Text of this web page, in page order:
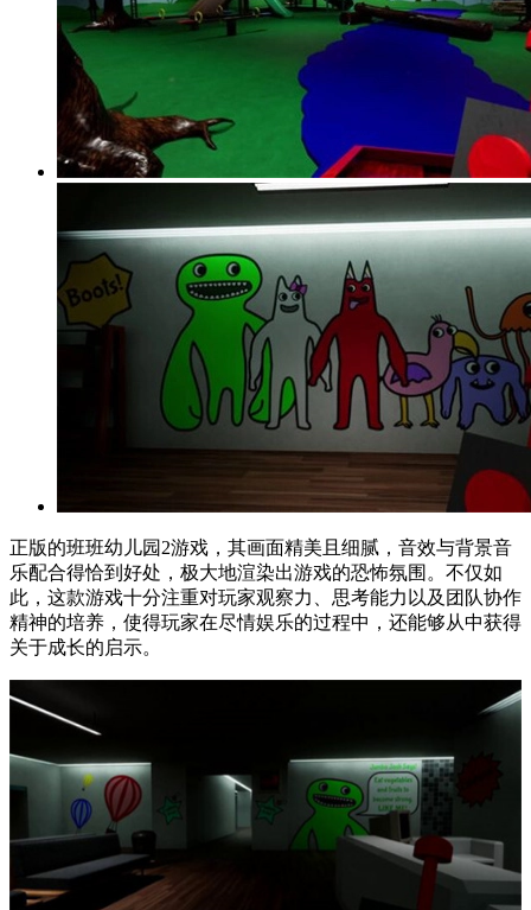
正版的班班幼儿园2游戏，其画面精美且细腻，音效与背景音
乐配合得恰到好处，极大地渲染出游戏的恐怖氛围。不仅如
此，这款游戏十分注重对玩家观察力、思考能力以及团队协作
精神的培养，使得玩家在尽情娱乐的过程中，还能够从中获得
关于成长的启示。